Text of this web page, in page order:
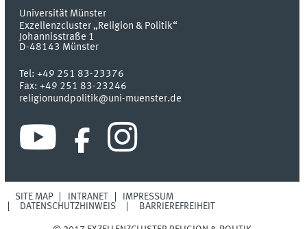
Universität Münster
Exzellenzcluster „Religion & Politik“
Johannisstraße 1
D-48143 Münster
Tel:+49 251 83-23376
Fax:+49 251 83-23246
religionundpolitik@uni-muenster.de
SITE MAP INTRANET
IMPRESSUM
DATENSCHUTZHINWEIS
BARRIEREFREIHEIT